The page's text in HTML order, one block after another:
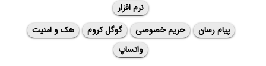
نرم افزار
پیام رسان
حریم خصوصی گوگل کروم
هک و امنیت
واتساپ